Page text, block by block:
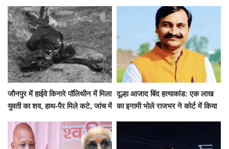
जौनपुर में हाईवे किनारे पॉलिथीन में मिला
युवती का शव, हाथ-पैर मिले कटे, जांच में
दूल्हा आजाद बिंद हत्याकांड: एक लाख
का इनामी भोले राजभर ने कोर्ट में किया